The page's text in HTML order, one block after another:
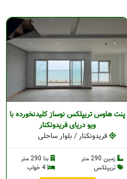
پنت هاوس تریپلکس نوساز کلیدنخورده با
ویو دریای فریدونکنار
فریدونکنار / بلوار ساحلی
زمین 290 متر
بنا 290 متر
تریپلکس